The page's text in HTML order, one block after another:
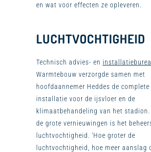
en wat voor effecten ze opleveren.
LUCHTVOCHTIGHEID
Technisch advies- en
Warmtebouw verzorgde samen met
hoofdaannemer Heddes de complete
installatie voor de ijsvloer en de
klimaatbehandeling van het stadion.
de grote vernieuwingen is het
luchtvochtigheid. ‘Hoe groter de
luchtvochtigheid, hoe meer aanslag